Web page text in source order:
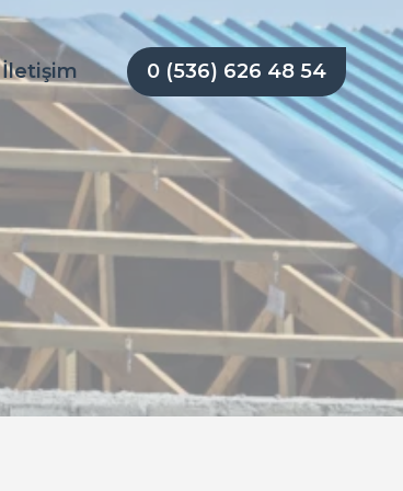
İletişim 0 (536) 626 48 54